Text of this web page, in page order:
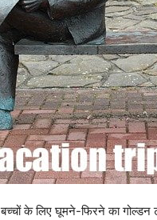
के लिए घूमने-फिरने का